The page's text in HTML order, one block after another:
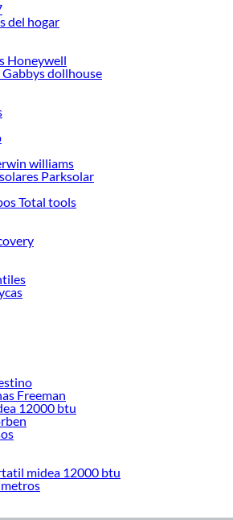
proyectos de decoración, estamos aquí para hacer
y encuentra todo lo que tenemos para ofrecerte en
de Mesas de centro en Sodimac
de calidad para tus proyectos y
y descubre todo lo que tenemos para
de productos de Mesas de centro en Sodimac.
tus proyectos de renovación y decoración.
del hogar
Honeywell
dollhouse
williams
Parksolar
Total tools
Freeman
12000 btu
midea 12000 btu